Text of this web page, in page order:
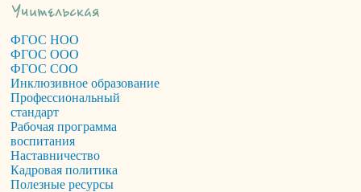
ФГОС НОО
ФГОС ООО
ФГОС СОО
Инклюзивное образование
Профессиональный
стандарт
Рабочая программа
воспитания
Наставничество
Кадровая политика
Полезные ресурсы